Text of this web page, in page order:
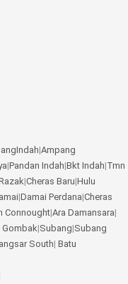
|Ampang
|Pandan Indah|Bkt Indah|Tmn
|Cheras Baru|Hulu
|Damai Perdana|Cheras
Connought|Ara Damansara|
Gombak|Subang|Subang
South| Batu